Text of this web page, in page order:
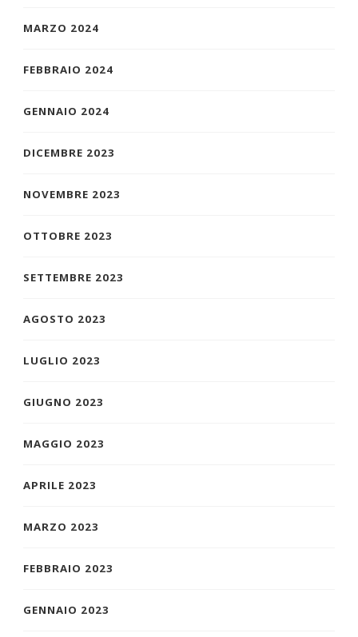
MARZO 2024
FEBBRAIO 2024
GENNAIO 2024
DICEMBRE 2023
NOVEMBRE 2023
OTTOBRE 2023
SETTEMBRE 2023
AGOSTO 2023
LUGLIO 2023
GIUGNO 2023
MAGGIO 2023
APRILE 2023
MARZO 2023
FEBBRAIO 2023
GENNAIO 2023